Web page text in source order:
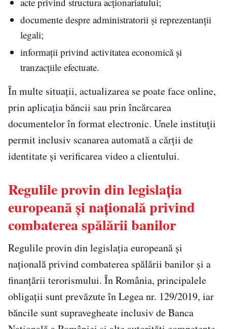
documente despre administratorii și reprezentanții
legali;
informații privind activitatea economică și
tranzacțiile efectuate.
În multe situații, actualizarea se poate face online,
prin aplicația băncii sau prin încărcarea
documentelor în format electronic. Unele instituții
permit inclusiv scanarea automată a cărții de
identitate și verificarea video a clientului.
Regulile provin din legislația
europeană și națională privind
combaterea spălării banilor
Regulile provin din legislația europeană și
națională privind combaterea spălării banilor și a
finanțării terorismului. În România, principalele
obligații sunt prevăzute în Legea nr. 129/2019, iar
băncile sunt supravegheate inclusiv de Banca